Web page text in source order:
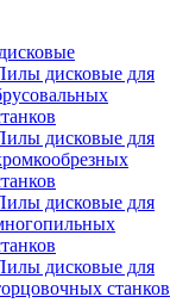
дисковые для
дисковые для
дисковые для
дисковые для
станков